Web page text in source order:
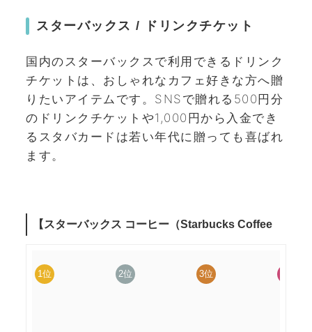
スターバックス / ドリンクチケット
国内のスターバックスで利用できるドリンク
チケットは、おしゃれなカフェ好きな方へ贈
りたいアイテムです。SNSで贈れる500円分
のドリンクチケットや1,000円から入金でき
るスタバカードは若い年代に贈っても喜ばれ
ます。